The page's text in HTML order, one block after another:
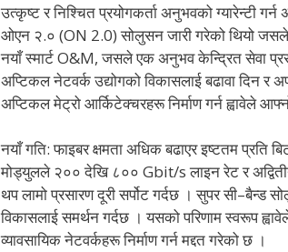
उत्कृष्ट र निश्चित प्रयोगकर्ता अनुभवको ग्यारेन्टी
ओएन २.० (ON 2.0) सोलुसन जारी गरेको थियो जसले
नयाँ स्मार्ट O&M, जसले एक अनुभव केन्द्रित सेवा
अप्टिकल नेटवर्क उद्योगको विकासलाई बढावा दिन
अप्टिकल मेट्रो आर्किटेक्चरहरू निर्माण गर्न ह्वावेले
नयाँ गति: फाइबर क्षमता अधिक बढाएर इष्टतम प्रति
मोड्युलले २०० देखि ८०० Gbit/s लाइन रेट र
थप लामो प्रसारण दूरी सर्पोट गर्दछ । सुपर
विकासलाई समर्थन गर्दछ । यसको परिणाम स्वरूप
व्यावसायिक नेटवर्कहरू निर्माण गर्न मद्दत गरेको छ ।